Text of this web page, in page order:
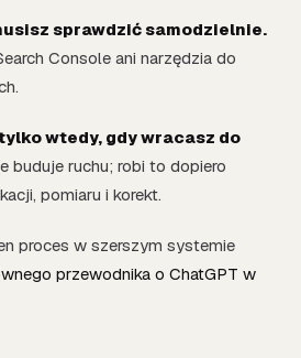
sprawdzić samodzielnie.
Console ani narzędzia do
wtedy, gdy wracasz do
buduje ruchu; robi to dopiero
pomiaru i korekt.
proces w szerszym systemie
przewodnika o ChatGPT w